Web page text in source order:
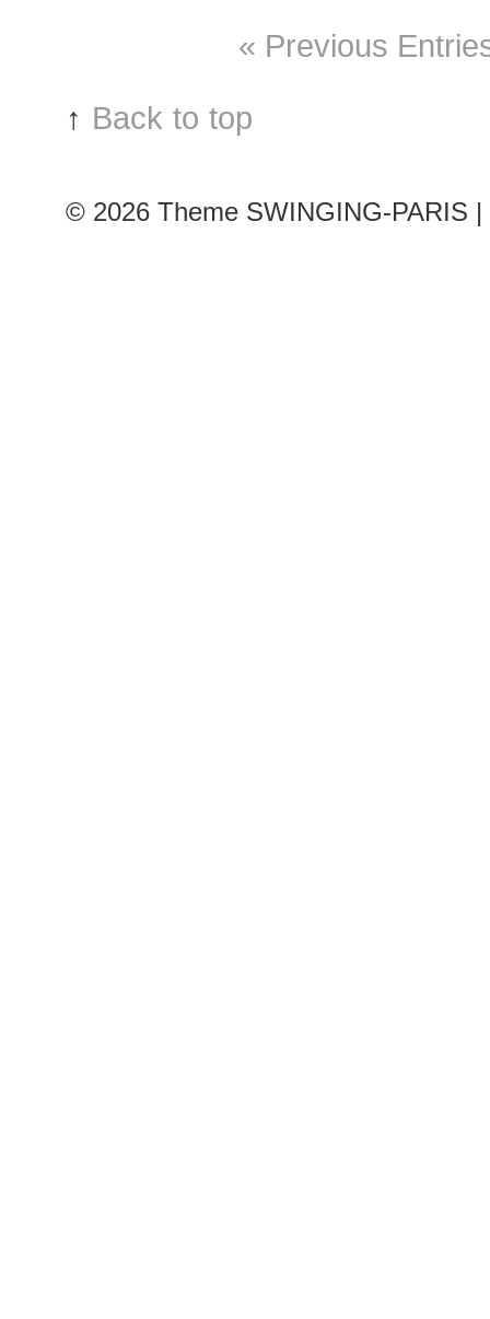
2018
« Previous
↑ Back to top
© 2026 Theme SWINGING-PARIS